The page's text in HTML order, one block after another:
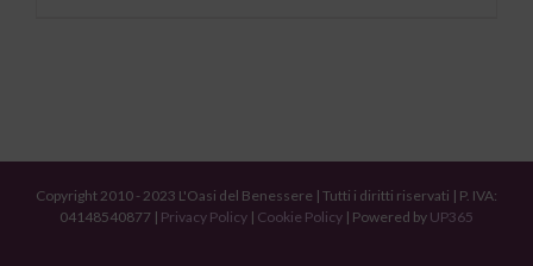
Copyright 2010 - 2023 L'Oasi del Benessere | Tutti i diritti riservati | P. IVA:
04148540877 | Privacy Policy | Cookie Policy | Powered by UP365